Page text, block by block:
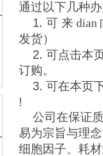
通过以下几种
1. 可 来 dian
发货）
2. 可点击本
订购。
3. 可在本页
!
公司在保证
易为宗旨与理
细胞因子、耗